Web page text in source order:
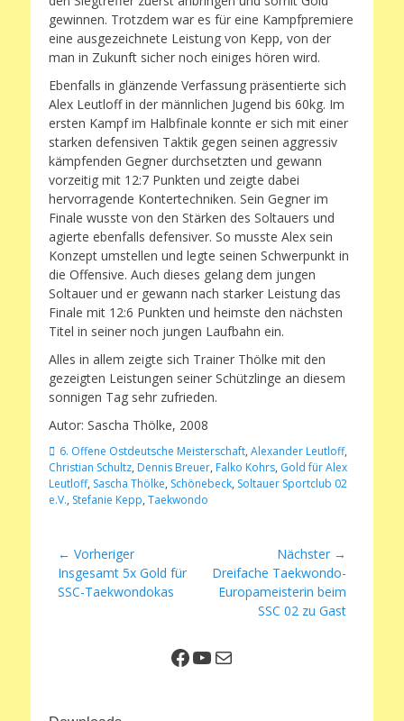
gewinnen. Trotzdem war es für eine Kampfpremiere
eine ausgezeichnete Leistung von Kepp, von der
man in Zukunft sicher noch einiges hören wird.
Ebenfalls in glänzende Verfassung präsentierte sich
Alex Leutloff in der männlichen Jugend bis 60kg. Im
ersten Kampf im Halbfinale konnte er sich mit einer
starken defensiven Taktik gegen seinen aggressiv
kämpfenden Gegner durchsetzten und gewann
vorzeitig mit 12:7 Punkten und zeigte dabei
hervorragende Kontertechniken. Sein Gegner im
Finale wusste von den Stärken des Soltauers und
agierte ebenfalls defensiver. So musste Alex sein
Konzept umstellen und legte seinen Schwerpunkt in
die Offensive. Auch dieses gelang dem jungen
Soltauer und er gewann nach starker Leistung das
Finale mit 12:6 Punkten und heimste den nächsten
Titel in seiner noch jungen Laufbahn ein.
Alles in allem zeigte sich Trainer Thölke mit den
gezeigten Leistungen seiner Schützlinge an diesem
sonnigen Tag sehr zufrieden.
Autor: Sascha Thölke, 2008
Schlagworte
6. Offene Ostdeutsche Meisterschaft, Alexander Leutloff,
Christian Schultz, Dennis Breuer, Falko Kohrs, Gold für Alex
Leutloff, Sascha Thölke, Schönebeck, Soltauer Sportclub 02
e.V., Stefanie Kepp, Taekwondo
Beitragsnavigation
← Vorheriger
Vorheriger
Beitrag:
Insgesamt 5x Gold für
SSC-Taekwondokas
Nächster →
Nächster
Beitrag:
Dreifache Taekwondo-
Europameisterin beim
SSC 02 zu Gast
Facebook
YouTube
E-Mail